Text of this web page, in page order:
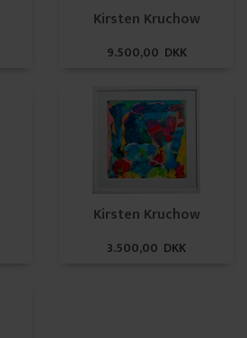
Kirsten Kruchow
9.500,00 DKK
Kirsten Kruchow
3.500,00 DKK